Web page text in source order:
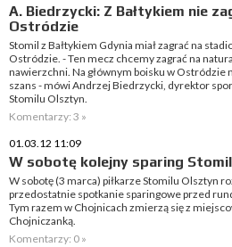
A. Biedrzycki: Z Bałtykiem nie
Ostródzie
Stomil z Bałtykiem Gdynia miał zagrać na
Ostródzie. - Ten mecz chcemy zagrać na
nawierzchni. Na głównym boisku w Ostródzie
szans - mówi Andrzej Biedrzycki, dyrektor
Stomilu Olsztyn.
Komentarzy: 3 »
01.03.12 11:09
W sobotę kolejny sparing
W sobotę (3 marca) piłkarze Stomilu Olsztyn
przedostatnie spotkanie sparingowe przed
Tym razem w Chojnicach zmierzą się z
Chojniczanką.
Komentarzy: 0 »